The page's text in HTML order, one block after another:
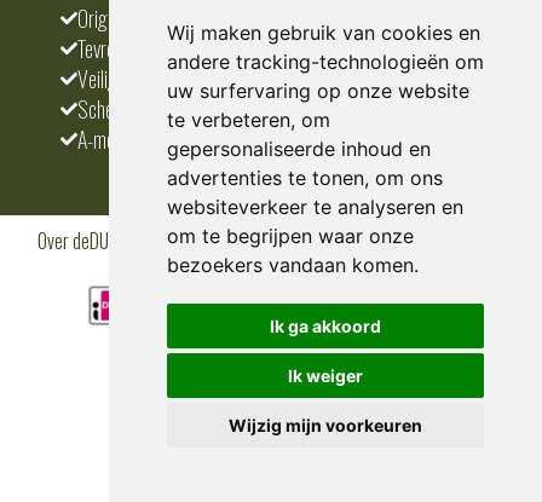
Wij maken gebruik van cookies en
andere tracking-technologieën om
uw surfervaring op onze website
te verbeteren, om
gepersonaliseerde inhoud en
advertenties te tonen, om ons
websiteverkeer te analyseren en
om te begrijpen waar onze
bezoekers vandaan komen.
Ik ga akkoord
Ik weiger
Wijzig mijn voorkeuren
Origineel en divers
Tevreden klanten
Veilig betalen
Scherpste prijs
A-merken
Over deDUMP.nl Algemene voorwaardenPrivacy PolicyKlantenservice
CookiesBlogs